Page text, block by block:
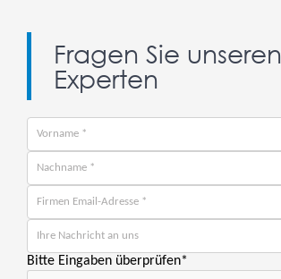
Fragen Sie unseren
Experten
Bitte Eingaben überprüfen*